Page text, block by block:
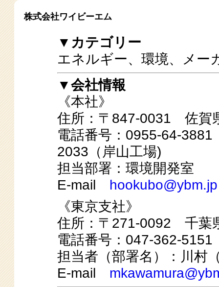
株式会社ワイビーエム
▼カテゴリー
エネルギー、環境、メー
▼会社情報
《本社》
住所：〒847-0031 佐賀
電話番号：0955-64-
2033（岸山工場)
担当部署：環境開発室
E-mail hookubo@ybm.jp
《東京支社》
住所：〒271-0092 千葉
電話番号：047-362-
担当者（部署名）：川村
E-mail